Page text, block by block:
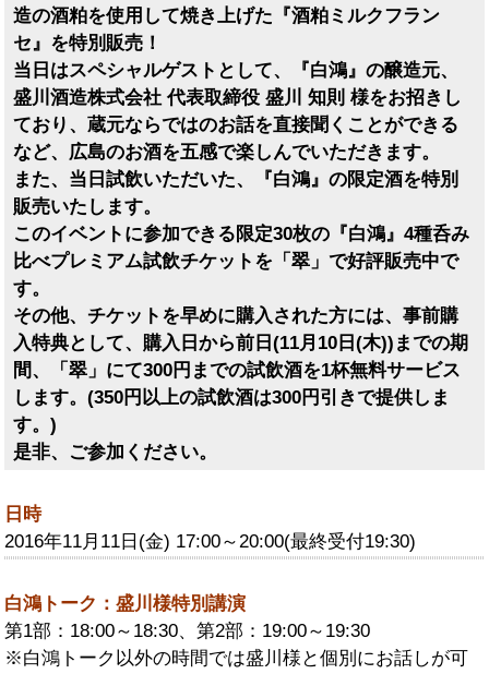
造の酒粕を使用して焼き上げた『酒粕ミルクフラン
セ』を特別販売！
当日はスペシャルゲストとして、『白鴻』の醸造元、
盛川酒造株式会社 代表取締役 盛川 知則 様をお招きし
ており、蔵元ならではのお話を直接聞くことができる
など、広島のお酒を五感で楽しんでいただきます。
また、当日試飲いただいた、『白鴻』の限定酒を特別
販売いたします。
このイベントに参加できる限定30枚の『白鴻』4種呑み
比べプレミアム試飲チケットを「翠」で好評販売中で
す。
その他、チケットを早めに購入された方には、事前購
入特典として、購入日から前日(11月10日(木))までの期
間、「翠」にて300円までの試飲酒を1杯無料サービス
します。(350円以上の試飲酒は300円引きで提供しま
す。)
是非、ご参加ください。
日時
2016年11月11日(金) 17:00～20:00(最終受付19:30)
白鴻トーク：盛川様特別講演
第1部：18:00～18:30、第2部：19:00～19:30
※白鴻トーク以外の時間では盛川様と個別にお話しが可